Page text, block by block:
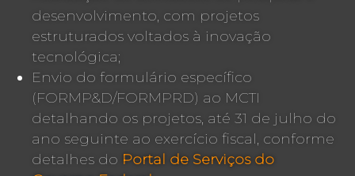
desenvolvimento, com projetos
estruturados voltados à inovação
tecnológica;
Envio do formulário específico
(FORMP&D/FORMPRD) ao MCTI
detalhando os projetos, até 31 de julho do
ano seguinte ao exercício fiscal, conforme
detalhes do Portal de Serviços do